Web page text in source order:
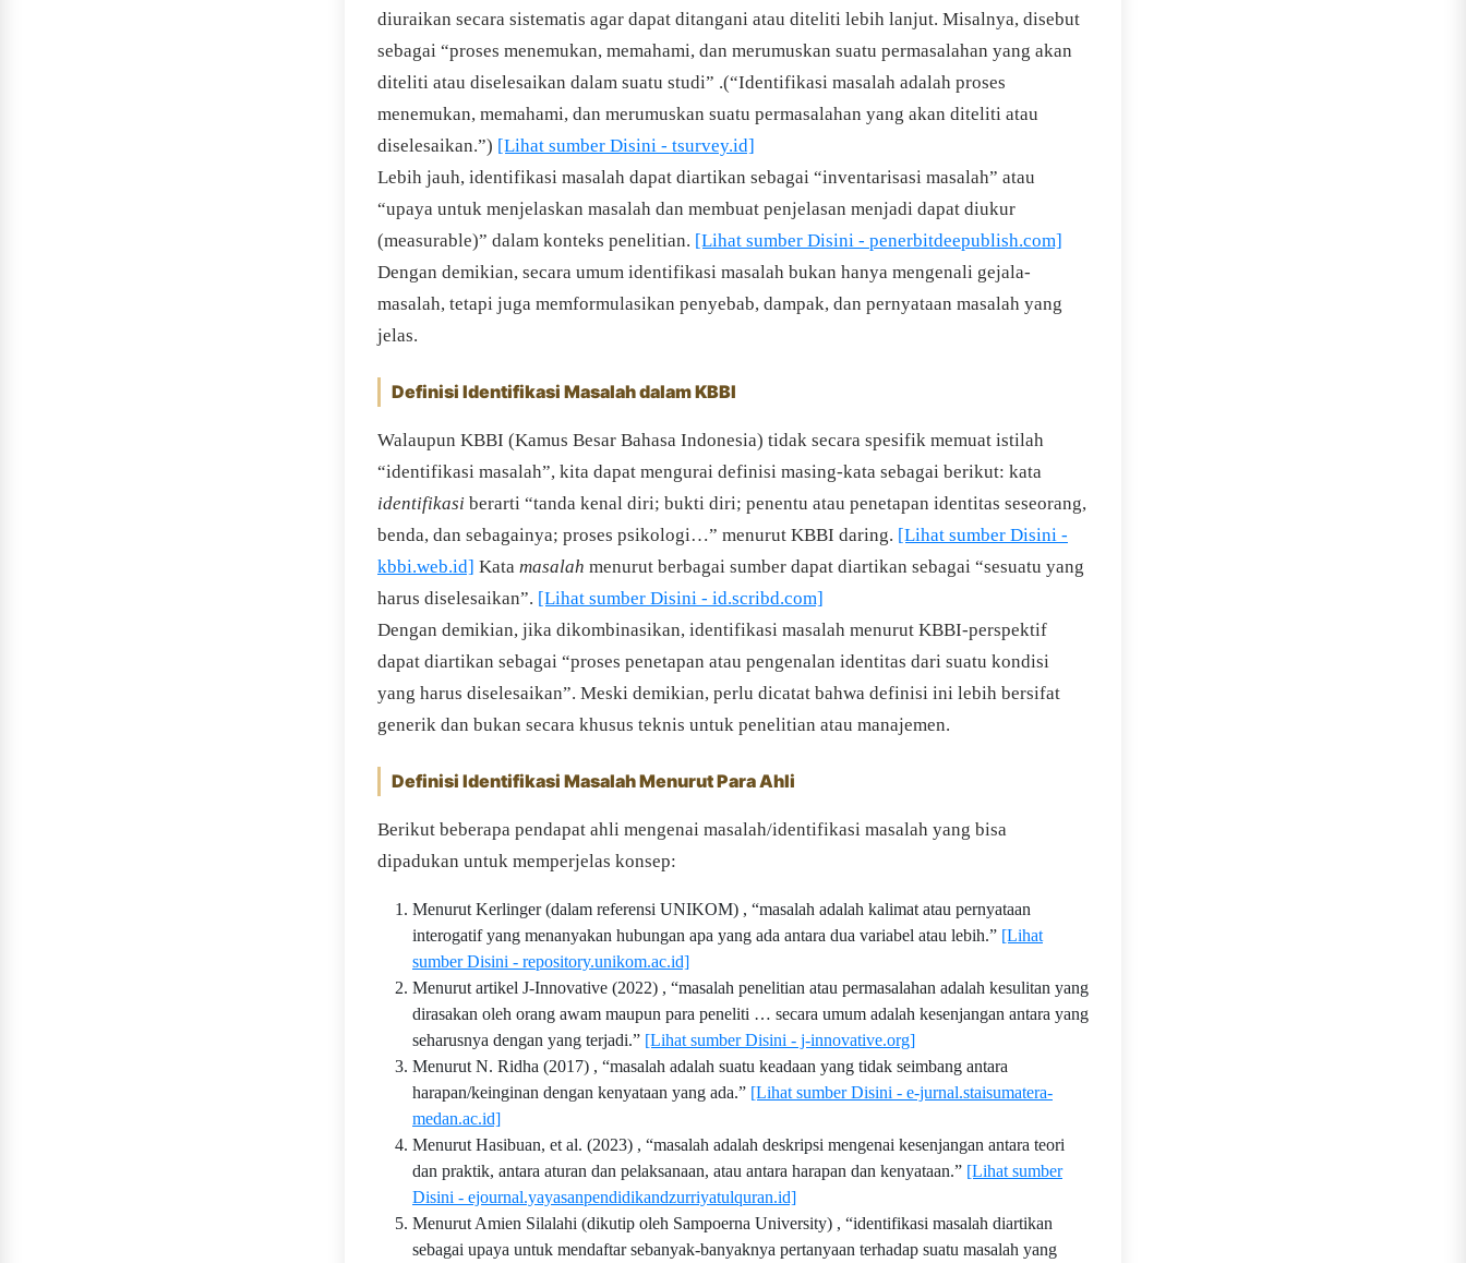
diuraikan secara sistematis agar dapat ditangani atau diteliti lebih lanjut. Misalnya, disebut
sebagai “proses menemukan, memahami, dan merumuskan suatu permasalahan yang akan
diteliti atau diselesaikan dalam suatu studi” .(“Identifikasi masalah adalah proses
menemukan, memahami, dan merumuskan suatu permasalahan yang akan diteliti atau
diselesaikan.”) [Lihat sumber Disini - tsurvey.id]
Lebih jauh, identifikasi masalah dapat diartikan sebagai “inventarisasi masalah” atau
“upaya untuk menjelaskan masalah dan membuat penjelasan menjadi dapat diukur
(measurable)” dalam konteks penelitian. [Lihat sumber Disini - penerbitdeepublish.com]
Dengan demikian, secara umum identifikasi masalah bukan hanya mengenali gejala-
masalah, tetapi juga memformulasikan penyebab, dampak, dan pernyataan masalah yang
jelas.
Definisi Identifikasi Masalah dalam KBBI
Walaupun KBBI (Kamus Besar Bahasa Indonesia) tidak secara spesifik memuat istilah
“identifikasi masalah”, kita dapat mengurai definisi masing-kata sebagai berikut: kata
identifikasi berarti “tanda kenal diri; bukti diri; penentu atau penetapan identitas seseorang,
benda, dan sebagainya; proses psikologi…” menurut KBBI daring. [Lihat sumber Disini -
kbbi.web.id] Kata masalah menurut berbagai sumber dapat diartikan sebagai “sesuatu yang
harus diselesaikan”. [Lihat sumber Disini - id.scribd.com]
Dengan demikian, jika dikombinasikan, identifikasi masalah menurut KBBI-perspektif
dapat diartikan sebagai “proses penetapan atau pengenalan identitas dari suatu kondisi
yang harus diselesaikan”. Meski demikian, perlu dicatat bahwa definisi ini lebih bersifat
generik dan bukan secara khusus teknis untuk penelitian atau manajemen.
Definisi Identifikasi Masalah Menurut Para Ahli
Berikut beberapa pendapat ahli mengenai masalah/identifikasi masalah yang bisa
dipadukan untuk memperjelas konsep:
Menurut Kerlinger (dalam referensi UNIKOM) , “masalah adalah kalimat atau pernyataan
interogatif yang menanyakan hubungan apa yang ada antara dua variabel atau lebih.” [Lihat
sumber Disini - repository.unikom.ac.id]
Menurut artikel J-Innovative (2022) , “masalah penelitian atau permasalahan adalah kesulitan yang
dirasakan oleh orang awam maupun para peneliti … secara umum adalah kesenjangan antara yang
seharusnya dengan yang terjadi.” [Lihat sumber Disini - j-innovative.org]
Menurut N. Ridha (2017) , “masalah adalah suatu keadaan yang tidak seimbang antara
harapan/keinginan dengan kenyataan yang ada.” [Lihat sumber Disini - e-jurnal.staisumatera-
medan.ac.id]
Menurut Hasibuan, et al. (2023) , “masalah adalah deskripsi mengenai kesenjangan antara teori
dan praktik, antara aturan dan pelaksanaan, atau antara harapan dan kenyataan.” [Lihat sumber
Disini - ejournal.yayasanpendidikandzurriyatulquran.id]
Menurut Amien Silalahi (dikutip oleh Sampoerna University) , “identifikasi masalah diartikan
sebagai upaya untuk mendaftar sebanyak-banyaknya pertanyaan terhadap suatu masalah yang